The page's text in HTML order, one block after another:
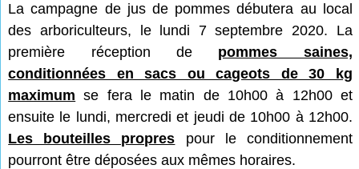
La campagne de jus de pommes débutera au local
des arboriculteurs, le lundi 7 septembre 2020. La
première réception de pommes saines,
conditionnées en sacs ou cageots de 30 kg
maximum se fera le matin de 10h00 à 12h00 et
ensuite le lundi, mercredi et jeudi de 10h00 à 12h00.
Les bouteilles propres pour le conditionnement
pourront être déposées aux mêmes horaires.